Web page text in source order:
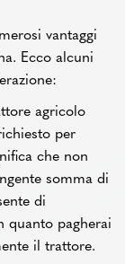
vantaggi
Ecco alcuni
agricolo
per
che non
somma di
di
quanto pagherai
il trattore.